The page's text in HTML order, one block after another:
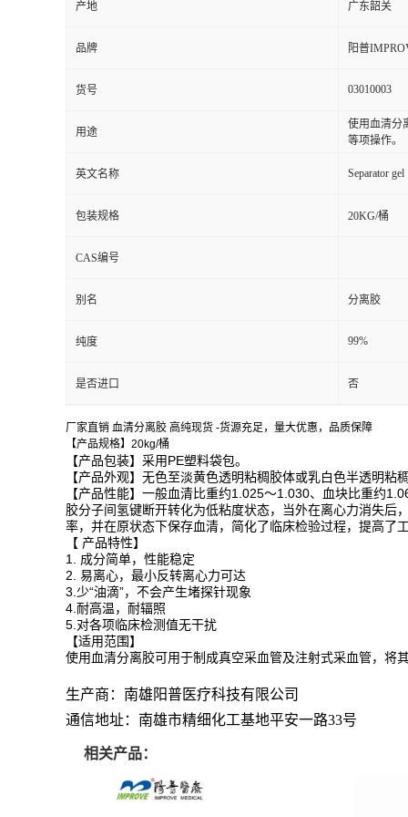
产地 广东韶关
品牌 阳普
货号 03010003
用途
使用血清分
等项操作。
英文名称 Separator gel
包装规格 20KG/桶
CAS编号
别名 分离胶
纯度 99%
是否进口 否
厂家直销 血清分离胶 高纯现货 -货源充足，量大优惠，品质保障
【产品规格】20kg/桶
【产品包装】采用PE塑料袋包。
【产品外观】无色至淡黄色透明粘稠胶体或乳白色半透明粘
【产品性能】一般血清比重约1.025～1.030、血块比重约
胶分子间氢键断开转化为低粘度状态，当外在离心力消失后
率，并在原状态下保存血清，简化了临床检验过程，提高了
【 产品特性】
1. 成分简单，性能稳定
2. 易离心，最小反转离心力可达
3.少“油滴”，不会产生堵探针现象
4.耐高温，耐辐照
5.对各项临床检测值无干扰
【适用范围】
使用血清分离胶可用于制成真空采血管及注射式采血管，将
生产商：南雄阳普医疗科技有限公司
通信地址：南雄市精细化工基地平安一路33号
相关产品：